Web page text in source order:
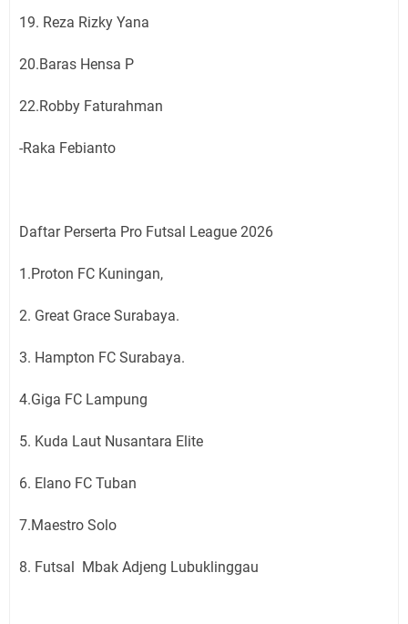
19. Reza Rizky Yana
20.Baras Hensa P
22.Robby Faturahman
-Raka Febianto
Daftar Perserta Pro Futsal League 2026
1.Proton FC Kuningan,
2. Great Grace Surabaya.
3. Hampton FC Surabaya.
4.Giga FC Lampung
5. Kuda Laut Nusantara Elite
6. Elano FC Tuban
7.Maestro Solo
8. Futsal Mbak Adjeng Lubuklinggau